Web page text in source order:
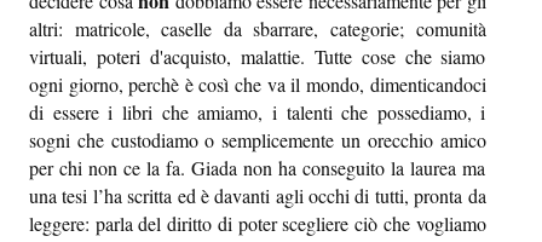
altri: matricole, caselle da sbarrare, categorie; comunità
virtuali, poteri d'acquisto, malattie. Tutte cose che siamo
ogni giorno, perchè è così che va il mondo, dimenticandoci
di essere i libri che amiamo, i talenti che possediamo, i
sogni che custodiamo o semplicemente un orecchio amico
per chi non ce la fa. Giada non ha conseguito la laurea ma
una tesi l’ha scritta ed è davanti agli occhi di tutti, pronta da
leggere: parla del diritto di poter scegliere ciò che vogliamo